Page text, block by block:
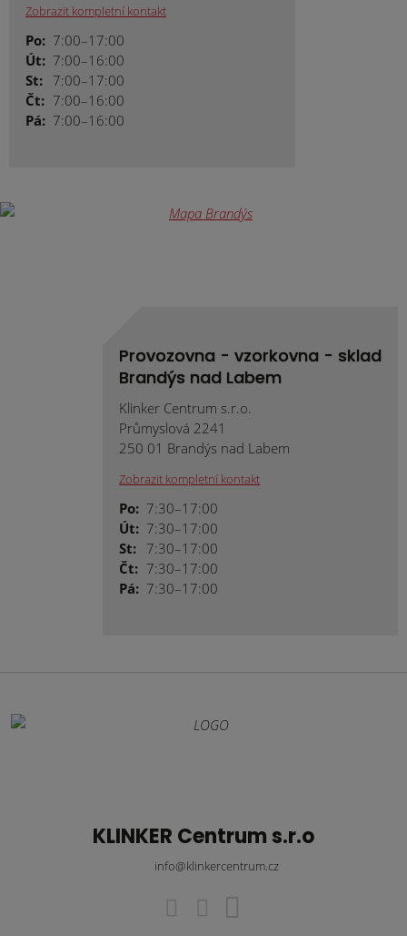
Zobrazit kompletní kontakt
Po: 7:00–17:00
Út: 7:00–16:00
St: 7:00–17:00
Čt: 7:00–16:00
Pá: 7:00–16:00
Provozovna - vzorkovna - sklad
Brandýs nad Labem
Klinker Centrum s.r.o.
Průmyslová 2241
250 01 Brandýs nad Labem
Zobrazit kompletní kontakt
Po: 7:30–17:00
Út: 7:30–17:00
St: 7:30–17:00
Čt: 7:30–17:00
Pá: 7:30–17:00
KLINKER Centrum s.r.o
info@klinkercentrum.cz